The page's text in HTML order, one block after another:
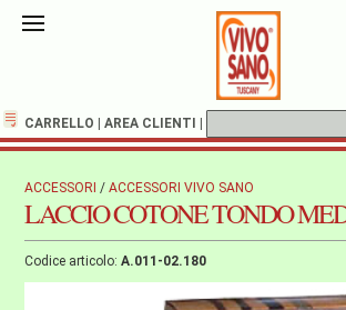
CARRELLO AREA CLIENTI
ACCESSORI /ACCESSORI VIVO SANO
LACCIO COTONE TONDO
Codice articolo:A.011-02.180